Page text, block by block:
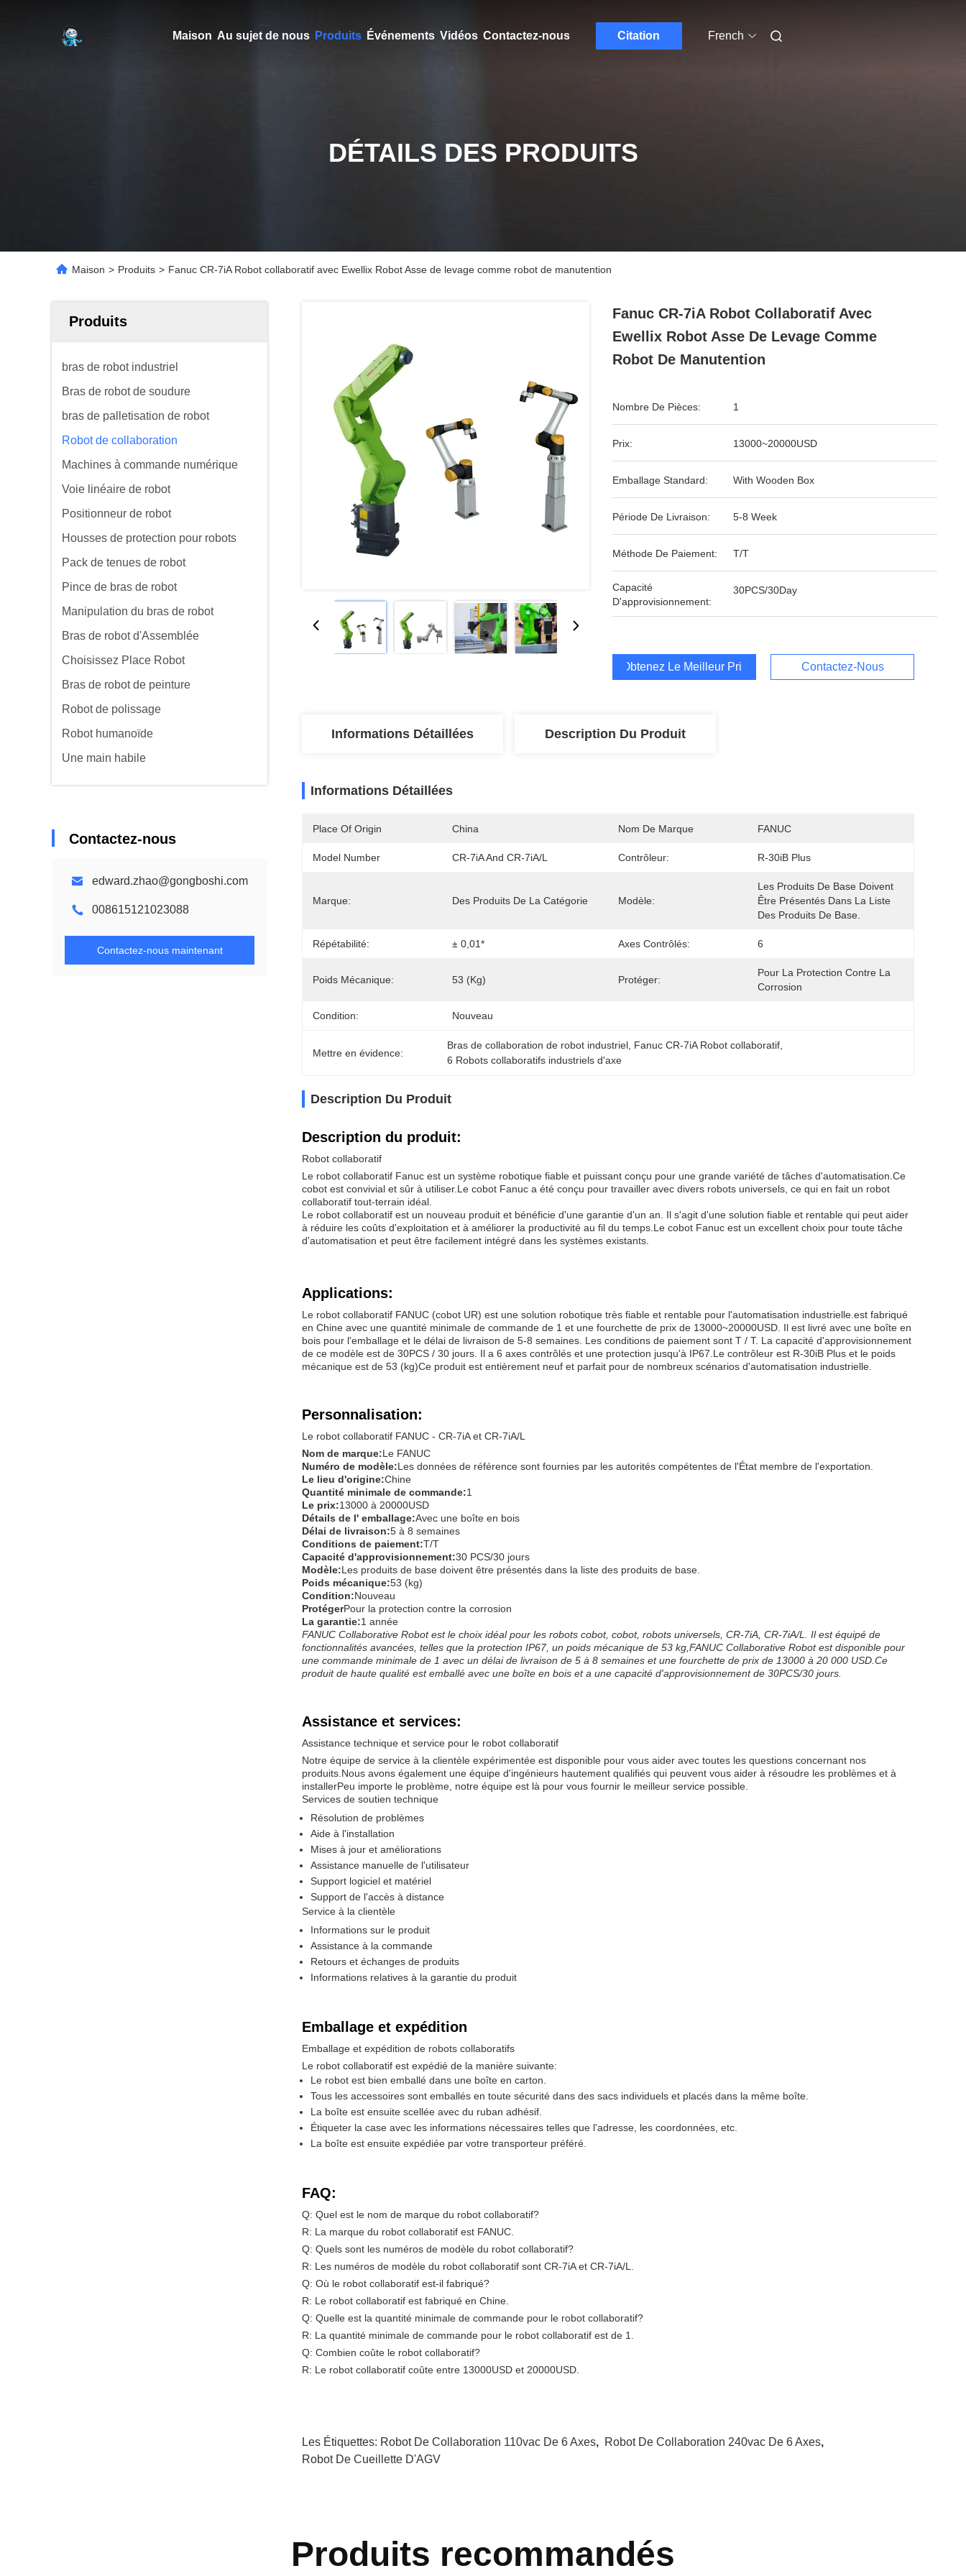
Maison Au sujet de nous Produits Événements Vidéos Contactez-nous Citation French
DÉTAILS DES PRODUITS
Maison > Produits > Fanuc CR-7iA Robot collaboratif avec Ewellix Robot Asse de levage comme robot de manutention
Produits
bras de robot industriel
Bras de robot de soudure
bras de palletisation de robot
Robot de collaboration
Machines à commande numérique
Voie linéaire de robot
Positionneur de robot
Housses de protection pour robots
Pack de tenues de robot
Pince de bras de robot
Manipulation du bras de robot
Bras de robot d'Assemblée
Choisissez Place Robot
Bras de robot de peinture
Robot de polissage
Robot humanoïde
Une main habile
Contactez-nous
edward.zhao@gongboshi.com
008615121023088
Contactez-nous maintenant
Fanuc CR-7iA Robot Collaboratif Avec
Ewellix Robot Asse De Levage Comme
Robot De Manutention
Nombre De Pièces: 1
Prix: 13000~20000USD
Emballage Standard: With Wooden Box
Période De Livraison: 5-8 Week
Méthode De Paiement: T/T
Capacité
D'approvisionnement:
30PCS/30Day
Obtenez Le Meilleur Prix Contactez-Nous
Informations Détaillées Description Du Produit
Informations Détaillées
Place Of Origin China Nom De Marque FANUC
Model Number CR-7iA And CR-7iA/L Contrôleur: R-30iB Plus
Marque: Des Produits De La Catégorie Modèle:
Les Produits De Base Doivent
Être Présentés Dans La Liste
Des Produits De Base.
Répétabilité: ± 0,01* Axes Contrôlés: 6
Poids Mécanique: 53 (kg) Protéger:
Pour La Protection Contre La
Corrosion
Condition: Nouveau
Mettre en évidence:
Bras de collaboration de robot industriel Fanuc CR-7iA Robot collaboratif
6 Robots collaboratifs industriels d'axe
Description Du Produit
Description du produit:
Robot collaboratif
Le robot collaboratif Fanuc est un système robotique fiable et puissant conçu pour une grande variété de tâches d'automatisation.Ce
cobot est convivial et sûr à utiliser.Le cobot Fanuc a été conçu pour travailler avec divers robots universels, ce qui en fait un robot
collaboratif tout-terrain idéal.
Le robot collaboratif est un nouveau produit et bénéficie d'une garantie d'un an. Il s'agit d'une solution fiable et rentable qui peut aider
à réduire les coûts d'exploitation et à améliorer la productivité au fil du temps.Le cobot Fanuc est un excellent choix pour toute tâche
d'automatisation et peut être facilement intégré dans les systèmes existants.
Applications:
Le robot collaboratif FANUC (cobot UR) est une solution robotique très fiable et rentable pour l'automatisation industrielle.est fabriqué
en Chine avec une quantité minimale de commande de 1 et une fourchette de prix de 13000~20000USD. Il est livré avec une boîte en
bois pour l'emballage et le délai de livraison de 5-8 semaines. Les conditions de paiement sont T / T. La capacité d'approvisionnement
de ce modèle est de 30PCS / 30 jours. Il a 6 axes contrôlés et une protection jusqu'à IP67.Le contrôleur est R-30iB Plus et le poids
mécanique est de 53 (kg)Ce produit est entièrement neuf et parfait pour de nombreux scénarios d'automatisation industrielle.
Personnalisation:
Le robot collaboratif FANUC - CR-7iA et CR-7iA/L
Nom de marque:Le FANUC
Numéro de modèle:Les données de référence sont fournies par les autorités compétentes de l'État membre de l'exportation.
Le lieu d'origine:Chine
Quantité minimale de commande:1
Le prix:13000 à 20000USD
Détails de l' emballage:Avec une boîte en bois
Délai de livraison:5 à 8 semaines
Conditions de paiement:T/T
Capacité d'approvisionnement:30 PCS/30 jours
Modèle:Les produits de base doivent être présentés dans la liste des produits de base.
Poids mécanique:53 (kg)
Condition:Nouveau
ProtégerPour la protection contre la corrosion
La garantie:1 année
FANUC Collaborative Robot est le choix idéal pour les robots cobot, cobot, robots universels, CR-7iA, CR-7iA/L. Il est équipé de
fonctionnalités avancées, telles que la protection IP67, un poids mécanique de 53 kg,FANUC Collaborative Robot est disponible pour
une commande minimale de 1 avec un délai de livraison de 5 à 8 semaines et une fourchette de prix de 13000 à 20 000 USD.Ce
produit de haute qualité est emballé avec une boîte en bois et a une capacité d'approvisionnement de 30PCS/30 jours.
Assistance et services:
Assistance technique et service pour le robot collaboratif
Notre équipe de service à la clientèle expérimentée est disponible pour vous aider avec toutes les questions concernant nos
produits.Nous avons également une équipe d'ingénieurs hautement qualifiés qui peuvent vous aider à résoudre les problèmes et à
installerPeu importe le problème, notre équipe est là pour vous fournir le meilleur service possible.
Services de soutien technique
Résolution de problèmes
Aide à l'installation
Mises à jour et améliorations
Assistance manuelle de l'utilisateur
Support logiciel et matériel
Support de l'accès à distance
Service à la clientèle
Informations sur le produit
Assistance à la commande
Retours et échanges de produits
Informations relatives à la garantie du produit
Emballage et expédition
Emballage et expédition de robots collaboratifs
Le robot collaboratif est expédié de la manière suivante:
Le robot est bien emballé dans une boîte en carton.
Tous les accessoires sont emballés en toute sécurité dans des sacs individuels et placés dans la même boîte.
La boîte est ensuite scellée avec du ruban adhésif.
Étiqueter la case avec les informations nécessaires telles que l'adresse, les coordonnées, etc.
La boîte est ensuite expédiée par votre transporteur préféré.
FAQ:
Q: Quel est le nom de marque du robot collaboratif?
R: La marque du robot collaboratif est FANUC.
Q: Quels sont les numéros de modèle du robot collaboratif?
R: Les numéros de modèle du robot collaboratif sont CR-7iA et CR-7iA/L.
Q: Où le robot collaboratif est-il fabriqué?
R: Le robot collaboratif est fabriqué en Chine.
Q: Quelle est la quantité minimale de commande pour le robot collaboratif?
R: La quantité minimale de commande pour le robot collaboratif est de 1.
Q: Combien coûte le robot collaboratif?
R: Le robot collaboratif coûte entre 13000USD et 20000USD.
Les Étiquettes: Robot De Collaboration 110vac De 6 Axes, Robot De Collaboration 240vac De 6 Axes,
Robot De Cueillette D'AGV
Produits recommandés